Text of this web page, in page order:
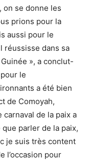
on se donne les
prions pour la
aussi pour le
réussisse dans sa
», a conclut-
le
a été bien
de Comoyah,
carnaval de la paix a
parler de la paix,
je suis très content
l’occasion pour